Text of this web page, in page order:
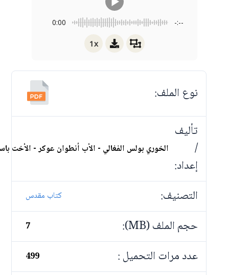
0:00 -:--
1x
نوع الملف:
تأليف
/
إعداد:
الخوري بولس الفغالي - الأب أنطوان عوكر - الأخت
التصنيف: كتاب مقدس
حجم الملف (MB): 7
عدد مرات التحميل : 499